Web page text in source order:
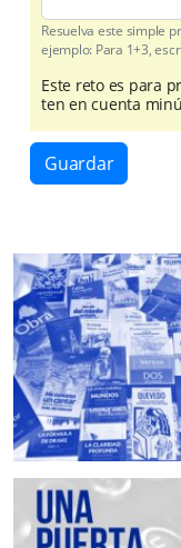
Resuelva este simple
ejemplo: Para 1+3,
Este reto es para
ten en cuenta
Guardar